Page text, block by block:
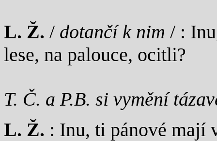
L. Ž. / dotančí k nim / :
lese, na palouce, ocitli?
T. Č. a P.B. si vymění
L. Ž. : Inu, ti pánové mají